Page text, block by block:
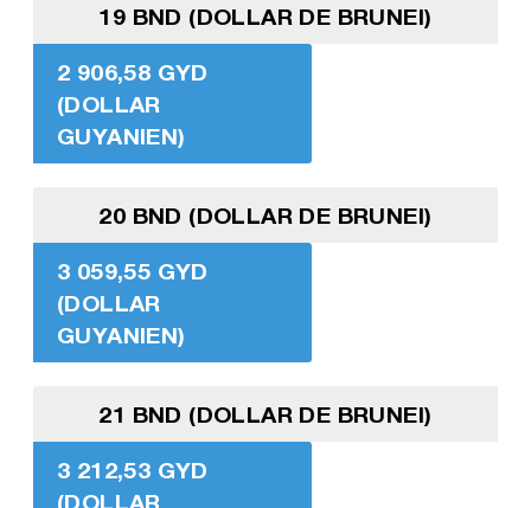
19 BND (DOLLAR DE BRUNEI)
2 906,58 GYD
(DOLLAR
GUYANIEN)
20 BND (DOLLAR DE BRUNEI)
3 059,55 GYD
(DOLLAR
GUYANIEN)
21 BND (DOLLAR DE BRUNEI)
3 212,53 GYD
(DOLLAR